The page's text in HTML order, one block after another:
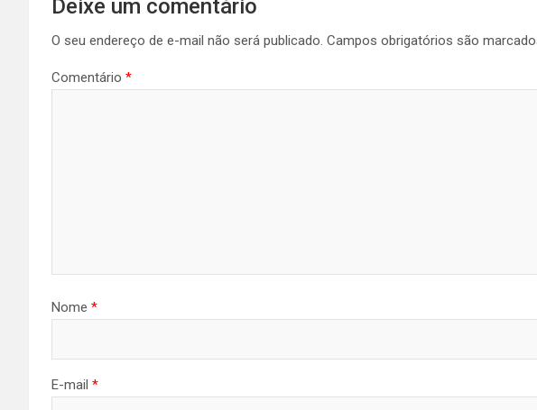
Deixe um comentário
O seu endereço de e-mail não será publicado. Campos obrigatórios são
Comentário *
Nome *
E-mail *